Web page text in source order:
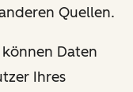
Quellen.
Daten
Ihres